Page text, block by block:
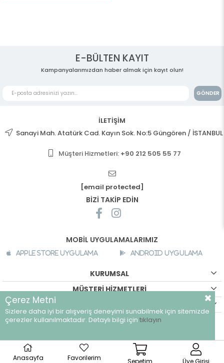
E-BÜLTEN KAYIT
Kampanyalarımızdan haber almak için kayıt olun!
GÖNDER
İLETİŞİM
Sanayi Mah. Atatürk Cad. Kayın Sok. No:5 Güngören / İSTANBUL
Müşteri Hizmetleri: +90 212 505 55 77
[email protected]
BİZİ TAKİP EDİN
MOBİL UYGULAMALARIMIZ
Apple Store Uygulama Android Uygulama
KURUMSAL
MÜŞTERİ HİZMETLERİ
©breeze.com.tr - Tüm hakları saklıdır.
Anasayfa Favorilerim Sepetim Üye Girişi
Çerez Metni
Sizlere daha iyi bir alışveriş deneyimi sunabilmek için sitemizde
çerezler kullanılmaktadır. Detaylı bilgi için tıklayın